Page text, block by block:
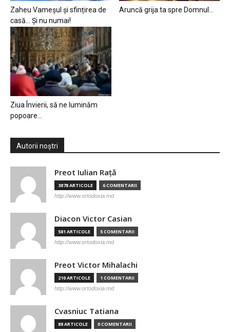
Zaheu Vameșul și sfințirea de
casă… Și nu numai!
Aruncă grija ta spre Domnul…
Ziua Învierii, să ne luminăm
popoare…
Autorii noștri
Preot Iulian Raţă
3878 ARTICOLE 6 COMENTARII
http://www.ortodoxia.md
Diacon Victor Casian
581 ARTICOLE 5 COMENTARII
http://www.ortodoxia.md
Preot Victor Mihalachi
210 ARTICOLE 1 COMENTARII
http://www.ortodoxia.md
Cvasniuc Tatiana
88 ARTICOLE 0 COMENTARII